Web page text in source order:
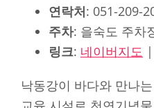
연락처: 051-209-
주차: 을숙도 주차
링크: 네이버지도 |
낙동강이 바다와 만나